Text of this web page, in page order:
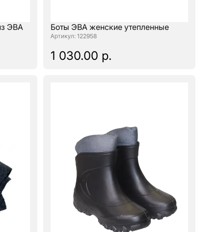
ЭВА Боты ЭВА женские утепленные
: 122958
1 030.00 р.